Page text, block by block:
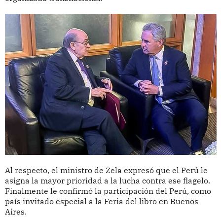
Al respecto, el ministro de Zela expresó que el Perú le
asigna la mayor prioridad a la lucha contra ese flagelo.
Finalmente le confirmó la participación del Perú, como
país invitado especial a la Feria del libro en Buenos
Aires.